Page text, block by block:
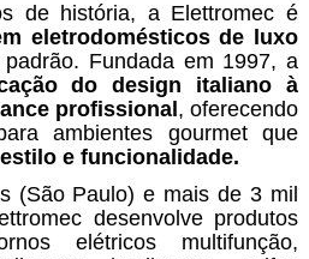
de história, a Elettromec é
eletrodomésticos de luxo
Fundada em 1997, a
do design italiano à
profissional , oferecendo
ambientes gourmet que
e funcionalidade.
(São Paulo) e mais de 3 mil
desenvolve produtos
elétricos multifunção,